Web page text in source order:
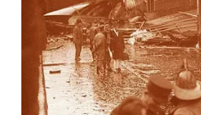
WAHANA
NEWS
WAHANA
TANI